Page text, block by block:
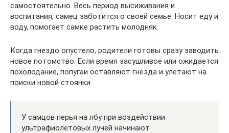
самостоятельно. Весь период высиживания и
воспитания, самец заботится о своей семье. Носит еду и
воду, помогает самке растить молодняк.
Когда гнездо опустело, родители готовы сразу заводить
новое потомство. Если время засушливое или ожидается
похолодание, попугаи оставляют гнезда и улетают на
поиски новой стоянки.
У самцов перья на лбу при воздействии
ультрафиолетовых лучей начинают